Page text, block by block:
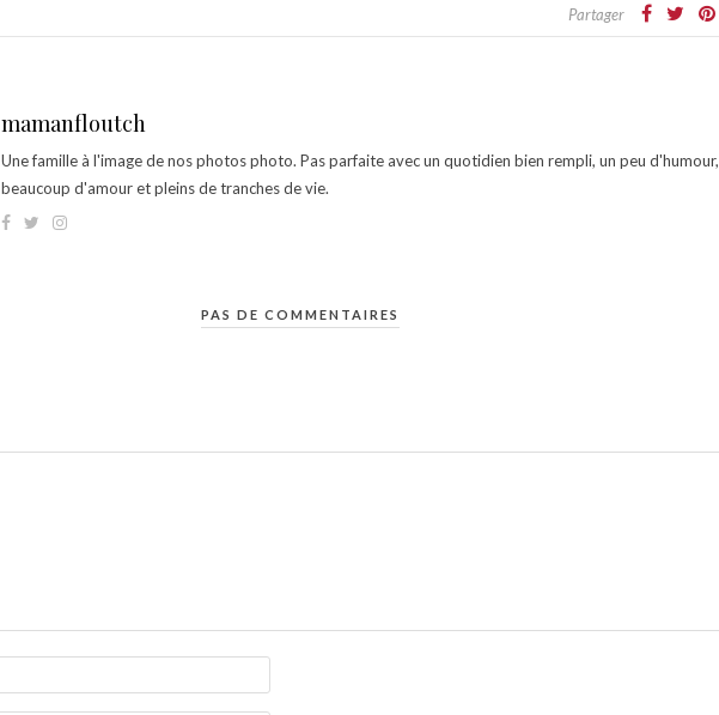
Partager
mamanfloutch
Une famille à l'image de nos photos photo. Pas parfaite avec un quotidien bien rempli, un peu d'humour,
beaucoup d'amour et pleins de tranches de vie.
PAS DE COMMENTAIRES